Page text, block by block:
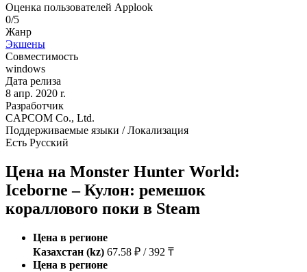
Оценка пользователей Applook
0/5
Жанр
Экшены
Совместимость
windows
Дата релиза
8 апр. 2020 r.
Разработчик
CAPCOM Co., Ltd.
Поддерживаемые языки / Локализация
Есть Русский
Цена на Monster Hunter World:
Iceborne – Кулон: ремешок
кораллового поки в Steam
Цена в регионе
Казахстан (kz) 67.58 ₽ / 392 ₸
Цена в регионе